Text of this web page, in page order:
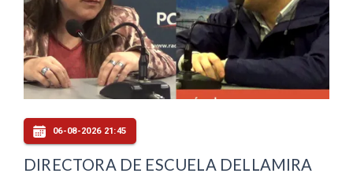
06-08-2026 21:45
DIRECTORA DE ESCUELA DELLAMIRA